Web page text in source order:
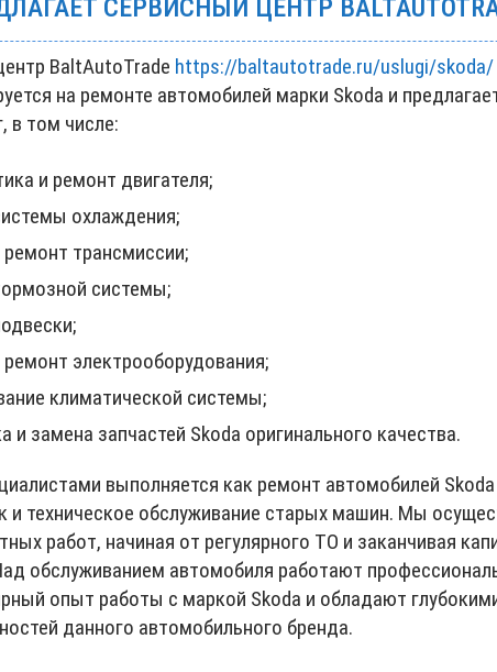
СЕРВИСНЫЙ ЦЕНТР
BaltAutoTrade https://baltautotrade.ru/uslugi/skoda/
на ремонте автомобилей марки Skoda и
в том числе:
и ремонт двигателя;
охлаждения;
трансмиссии;
системы;
электрооборудования;
климатической системы;
и замена запчастей Skoda оригинального качества.
выполняется как ремонт автомобилей
и техническое обслуживание старых машин. Мы
работ, начиная от регулярного ТО и заканчивая
обслуживанием автомобиля работают
опыт работы с маркой Skoda и обладают
данного автомобильного бренда.